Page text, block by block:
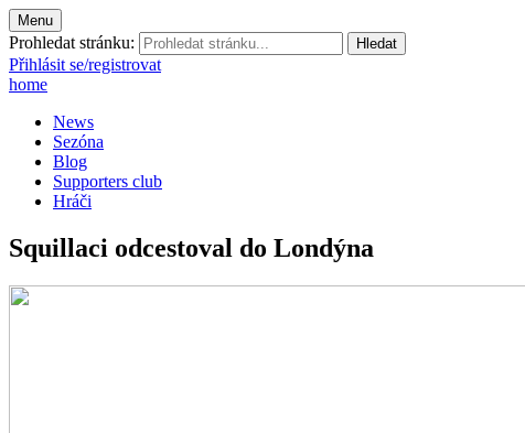
Menu
Prohledat stránku:
Přihlásit se/registrovat
home
News
Sezóna
Blog
Supporters club
Hráči
Squillaci odcestoval do Londýna